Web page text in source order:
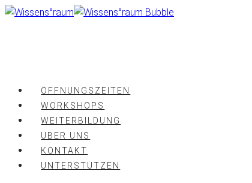
Zum
ÖFFNUNGSZEITEN
WORKSHOPS
WEITERBILDUNG
ÜBER UNS
KONTAKT
UNTERSTÜTZEN